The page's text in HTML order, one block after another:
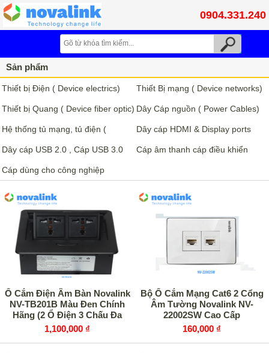
0904.331.240
Sản phẩm
Thiết bị Điện ( Device electrics) Thiết Bị mạng ( Device networks)
Thiết bị Quang ( Device fiber optic) Dây Cáp nguồn ( Power Cables)
Hệ thống tủ mạng, tủ điện (
Cabinet, rack system)
Dây cáp HDMI & Display ports
Dây cáp USB 2.0 , Cáp USB 3.0 Cáp âm thanh cáp điều khiển
Cáp dùng cho công nghiệp
Ổ Cắm Điện Âm Bàn Novalink
NV-TB201B Màu Đen Chính
Hãng (2 Ổ Điện 3 Chấu Đa
Năng 16A
1,100,000 ₫
Bộ Ổ Cắm Mạng Cat6 2 Cổng
Âm Tường Novalink NV-
22002SW Cao Cấp
160,000 ₫